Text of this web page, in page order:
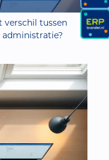
verschil tussen
administratie?